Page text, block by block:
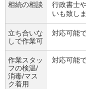
相続の相談
行政書士
いも致しま
立ち合いな
しで作業可
対応可能で
作業スタッ
フの検温/
消毒/マス
ク着用
対応可能で